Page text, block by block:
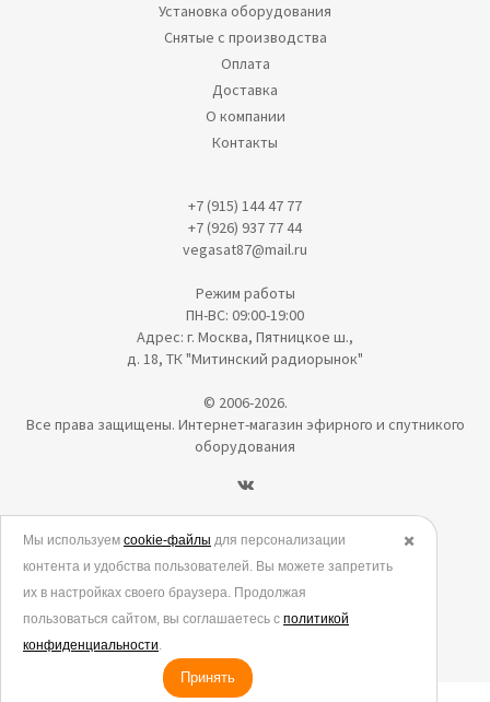
Установка оборудования
Снятые с производства
Оплата
Доставка
О компании
Контакты
+7 (915) 144 47 77
+7 (926) 937 77 44
vegasat87@mail.ru
Режим работы
ПН-ВС: 09:00-19:00
Адрес: г. Москва, Пятницкое ш.,
д. 18, ТК "Митинский радиорынок"
© 2006-2026.
Все права защищены. Интернет-магазин эфирного и спутникого
оборудования
Политика в отношении обработки персональных данных
Согласие на обработку персональных данных
Согласие на обработку данных метрическими программами
Политика использования cookies
✖️
Мы используем cookie-файлы для персонализации
контента и удобства пользователей. Вы можете запретить
их в настройках своего браузера. Продолжая
пользоваться сайтом, вы соглашаетесь с политикой
конфиденциальности.
Принять